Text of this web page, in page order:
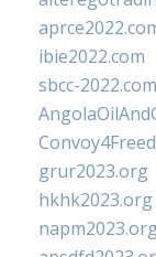
ibie2022.com
sbcc-2022.com
grur2023.org
hkhk2023.org